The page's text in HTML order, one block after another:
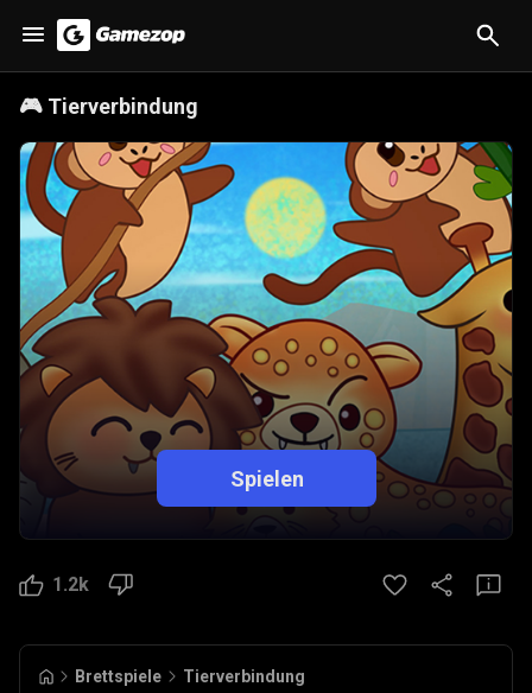
🎮 Tierverbindung
Spielen
1.2k
Brettspiele Tierverbindung